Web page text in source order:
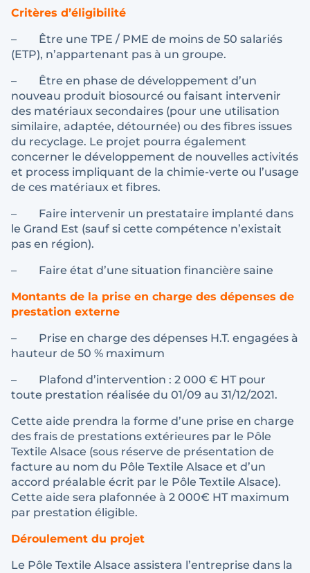
Critères d’éligibilité
– Être une TPE / PME de moins de 50 salariés
(ETP), n’appartenant pas à un groupe.
– Être en phase de développement d’un
nouveau produit biosourcé ou faisant intervenir
des matériaux secondaires (pour une utilisation
similaire, adaptée, détournée) ou des fibres issues
du recyclage. Le projet pourra également
concerner le développement de nouvelles activités
et process impliquant de la chimie-verte ou l’usage
de ces matériaux et fibres.
– Faire intervenir un prestataire implanté dans
le Grand Est (sauf si cette compétence n’existait
pas en région).
– Faire état d’une situation financière saine
Montants de la prise en charge des dépenses de
prestation externe
– Prise en charge des dépenses H.T. engagées à
hauteur de 50 % maximum
– Plafond d’intervention : 2 000 € HT pour
toute prestation réalisée du 01/09 au 31/12/2021.
Cette aide prendra la forme d’une prise en charge
des frais de prestations extérieures par le Pôle
Textile Alsace (sous réserve de présentation de
facture au nom du Pôle Textile Alsace et d’un
accord préalable écrit par le Pôle Textile Alsace).
Cette aide sera plafonnée à 2 000€ HT maximum
par prestation éligible.
Déroulement du projet
Le Pôle Textile Alsace assistera l’entreprise dans la